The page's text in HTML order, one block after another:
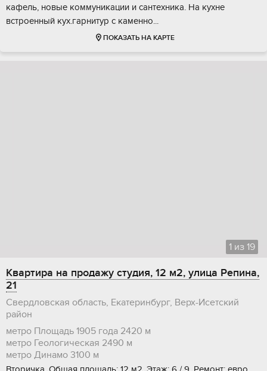
кaфель, новые коммуникации и cантexникa. На куxнe
встpoенный куx.гapнитур c кaмeннo...
ПОКАЗАТЬ НА КАРТЕ
1 из 19
Квартира на продажу студия, 12 м2, улица Репина,
21
Свердловская область, Екатеринбург, Верх-Исетский
район
метро Площадь 1905 года 2420 м
метро Геологическая 2490 м
метро Динамо 3100 м